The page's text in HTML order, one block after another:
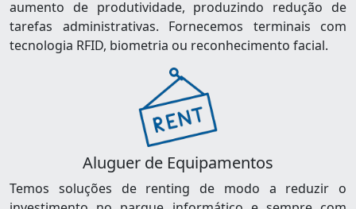
aumento de produtividade, produzindo redução de
tarefas administrativas. Fornecemos terminais com
tecnologia RFID, biometria ou reconhecimento facial.
Aluguer de Equipamentos
Temos soluções de renting de modo a reduzir o